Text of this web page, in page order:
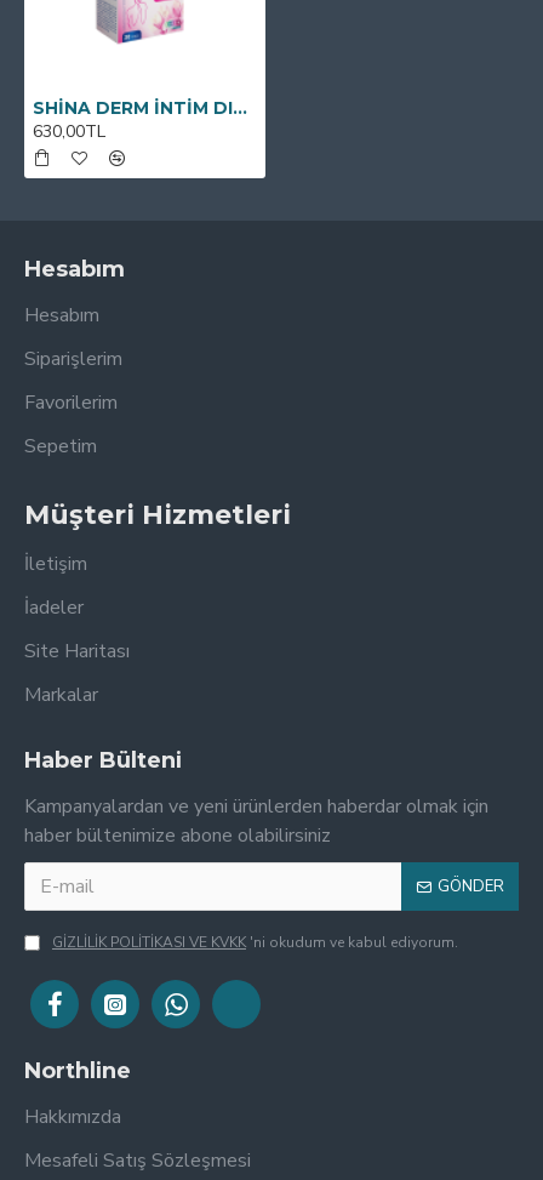
SHİNA DERM İNTİM DIŞ GENİTAL BÖLGE TEMİZLEME MENDİLİ 20 Adet
630,00TL
Hesabım
Hesabım
Siparişlerim
Favorilerim
Sepetim
Müşteri Hizmetleri
İletişim
İadeler
Site Haritası
Markalar
Haber Bülteni
Kampanyalardan ve yeni ürünlerden haberdar olmak için
haber bültenimize abone olabilirsiniz
GÖNDER
GİZLİLİK POLİTİKASI VE KVKK 'ni okudum ve kabul ediyorum.
Northline
Hakkımızda
Mesafeli Satış Sözleşmesi